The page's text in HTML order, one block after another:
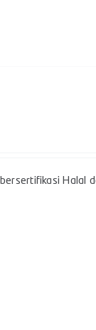
Halal